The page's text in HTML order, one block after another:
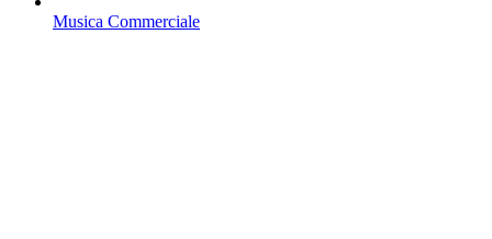
Musica Commerciale